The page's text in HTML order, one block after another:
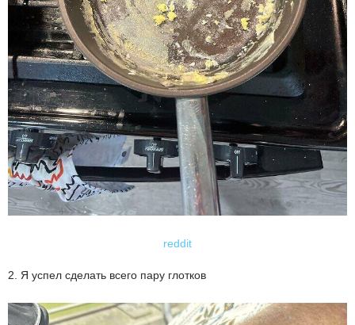
reddit
2. Я успел сделать всего пару глотков